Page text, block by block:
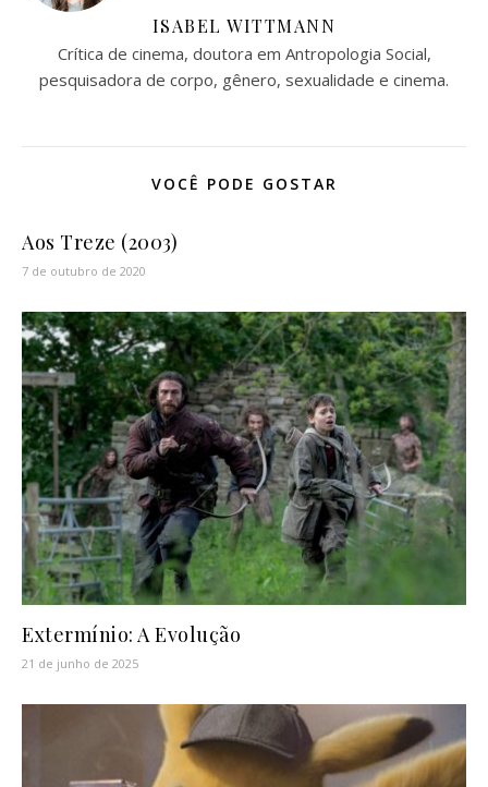
ISABEL WITTMANN
Crítica de cinema, doutora em Antropologia Social,
pesquisadora de corpo, gênero, sexualidade e cinema.
VOCÊ PODE GOSTAR
Aos Treze (2003)
7 de outubro de 2020
Extermínio: A Evolução
21 de junho de 2025